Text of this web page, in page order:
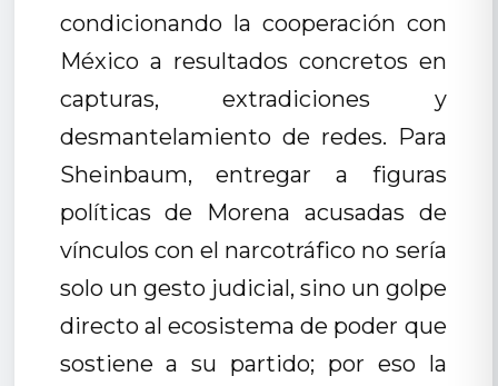
condicionando la cooperación con
México a resultados concretos en
capturas, extradiciones y
desmantelamiento de redes. Para
Sheinbaum, entregar a figuras
políticas de Morena acusadas de
vínculos con el narcotráfico no sería
solo un gesto judicial, sino un golpe
directo al ecosistema de poder que
sostiene a su partido; por eso la